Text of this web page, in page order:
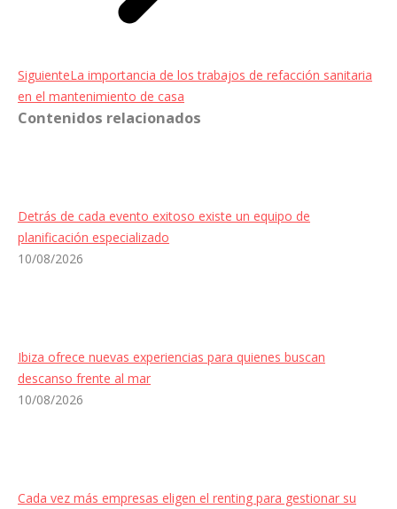
SiguienteEntrada
siguiente:
La importancia de los trabajos de refacción sanitaria
en el mantenimiento de casa
Contenidos relacionados
Detrás de cada evento exitoso existe un equipo de
planificación especializado
10/08/2026
Ibiza ofrece nuevas experiencias para quienes buscan
descanso frente al mar
10/08/2026
Cada vez más empresas eligen el renting para gestionar su